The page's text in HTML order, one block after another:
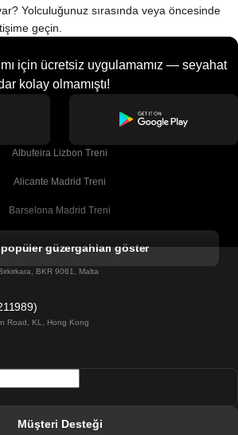
Yolculuğunuz sırasında veya öncesinde
geçin.
için ücretsiz uygulamamız — seyahat
kolay olmamıştı!
Albufeira Lizbon Treni
Alicante Madrid Treni
Barselona Madrid Treni
Barselona Sevilla Treni
Belfast Dublin Treni
güzergahları göster
1451)
BKR 9061, Malta
Road, KL, Hong Kong
Müşteri Desteği